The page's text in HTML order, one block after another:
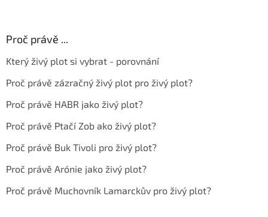
Proč právě ...
Který živý plot si vybrat - porovnání
Proč právě zázračný živý plot pro živý plot?
Proč právě HABR jako živý plot?
Proč právě Ptačí Zob ako živý plot?
Proč právě Buk Tivoli pro živý plot?
Proč právě Arónie jako živý plot?
Proč právě Muchovník Lamarckův pro živý plot?